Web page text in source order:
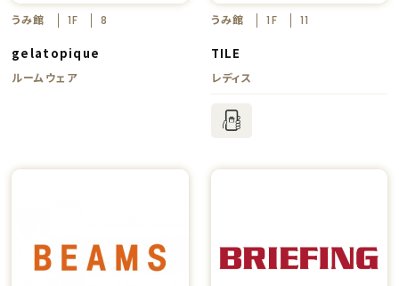
うみ館 1F 8
gelatopique
ルームウェア
うみ館 1F 11
TILE
レディス